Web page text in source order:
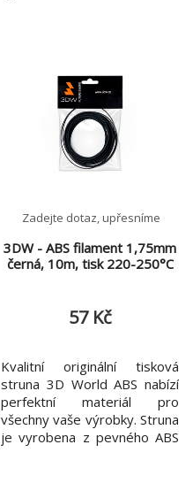
3DW - ABS filament 1,75mm
černá, 10m, tisk 220-250°C
Zadejte dotaz, upřesníme
57 Kč
Kvalitní originální tisková
struna 3D World ABS nabízí
perfektní materiál pro
všechny vaše výrobky. Struna
je vyrobena z pevného ABS